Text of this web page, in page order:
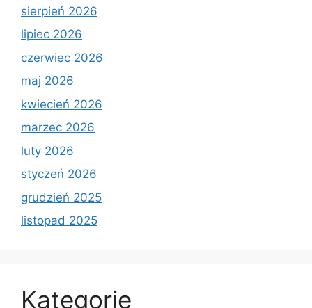
sierpień 2026
lipiec 2026
czerwiec 2026
maj 2026
kwiecień 2026
marzec 2026
luty 2026
styczeń 2026
grudzień 2025
listopad 2025
Kategorie